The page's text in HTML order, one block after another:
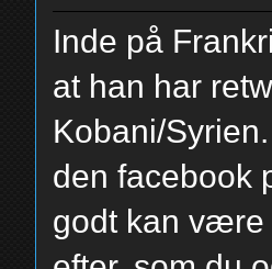
Inde på
at han har
Kobani/
den facebook
godt kan være